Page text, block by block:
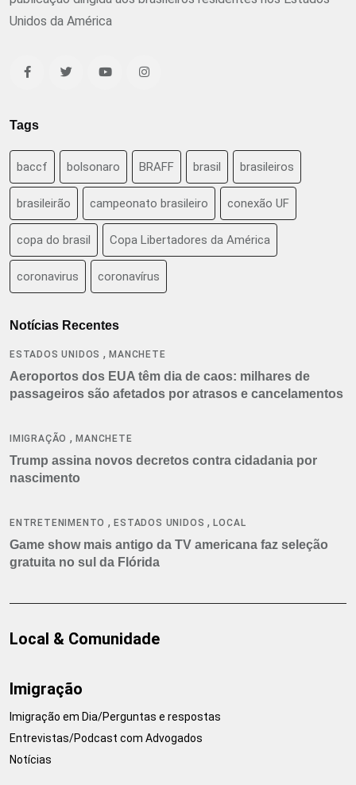
Unidos da América
Tags
baccf bolsonaro BRAFF brasil brasileiros
brasileirão campeonato brasileiro conexão UF
copa do brasil Copa Libertadores da América
coronavirus coronavírus
Notícias Recentes
ESTADOS UNIDOS ,MANCHETE
Aeroportos dos EUA têm dia de caos: milhares de
passageiros são afetados por atrasos e cancelamentos
IMIGRAÇÃO ,MANCHETE
Trump assina novos decretos contra cidadania por
nascimento
ENTRETENIMENTO ,ESTADOS UNIDOS ,LOCAL
Game show mais antigo da TV americana faz seleção
gratuita no sul da Flórida
Local & Comunidade
Imigração
Imigração em Dia/Perguntas e respostas
Entrevistas/Podcast com Advogados
Notícias